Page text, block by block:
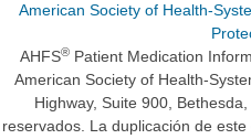
American Society of Health-
AHFS® Patient Medication
American Society of Health-
Highway, Suite 900,
reservados. La duplicación de